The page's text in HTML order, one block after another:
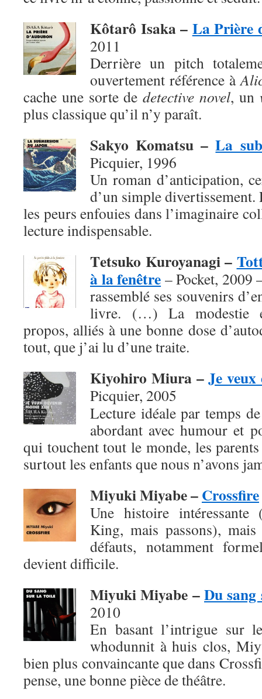
Kôtarô Isaka – La Prière
2011
Derrière un pitch
ouvertement référence à
cache une sorte dedetective novel, un
plus classique qu’il n’y paraît.
Sakyo Komatsu –La
Picquier, 1996
Un roman d’anticipation,
d’un simple
les peurs enfouies dans l’imaginaire
lecture indispensable.
Tetsuko Kuroyanagi –
à la fenêtre – Pocket, 2009
rassemblé ses souvenirs
livre. (…) La modestie
propos, alliés à une bonne dose
tout, que j’ai lu d’une traite.
Kiyohiro Miura –Je
Picquier, 2005
Lecture idéale par temps
abordant avec humour et
qui touchent tout le monde, les
surtout les enfants que nous n’avons
Miyuki Miyabe –Crossfire
Une histoire intéressante
King, mais passons),
défauts, notamment
devient difficile.
Miyuki Miyabe –Du
2010
En basant l’intrigue sur
whodunnit à huis clos,
bien plus convaincante que dans
pense, une bonne pièce de théâtre.